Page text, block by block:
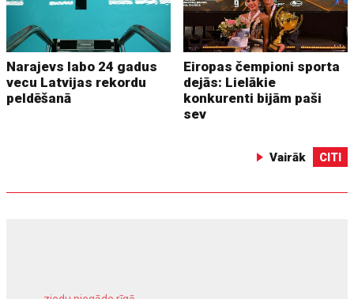
Narajevs labo 24 gadus
vecu Latvijas rekordu
peldēšanā
Eiropas čempioni sporta
dejās: Lielākie
konkurenti bijām paši
sev
Vairāk CITI